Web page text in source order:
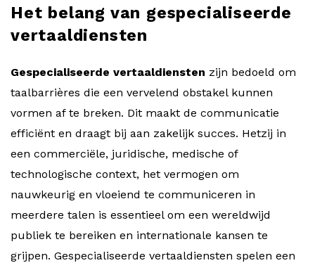
g
Het belang van gespecialiseerde
vertaaldiensten
Gespecialiseerde vertaaldiensten zijn bedoeld om
taalbarrières die een vervelend obstakel kunnen
vormen af te breken. Dit maakt de communicatie
efficiënt en draagt bij aan zakelijk succes. Hetzij in
een commerciële, juridische, medische of
technologische context, het vermogen om
nauwkeurig en vloeiend te communiceren in
meerdere talen is essentieel om een wereldwijd
publiek te bereiken en internationale kansen te
grijpen. Gespecialiseerde vertaaldiensten spelen een